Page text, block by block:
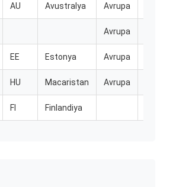
AU Avustralya Avrupa
Avrupa
EE Estonya Avrupa
HU Macaristan Avrupa
FI Finlandiya